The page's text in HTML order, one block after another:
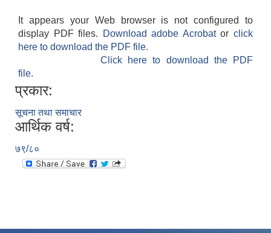
It appears your Web browser is not configured to
display PDF files.
Download adobe Acrobatorclick
here to download the PDF file.
Click here to download the PDF
file.
प्रकार:
सूचना तथा समाचार
आर्थिक वर्ष:
७९/८०